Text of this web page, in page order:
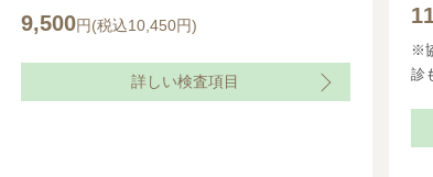
9,500円(税込10,450円)
詳しい検査項目
※
診